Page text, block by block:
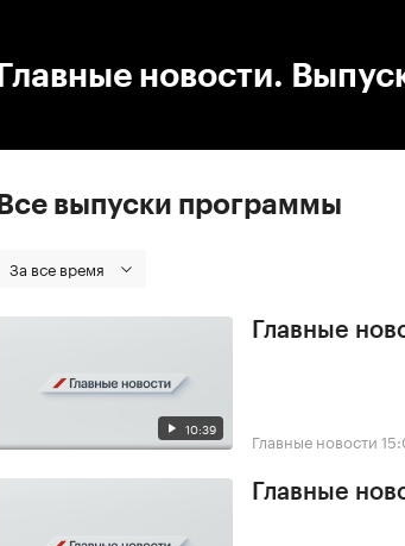
Главные новости.
Все выпуски программы
За все время
10:39
Главные
Главные новости
Главные